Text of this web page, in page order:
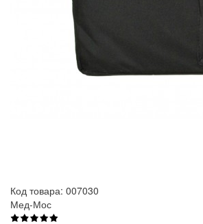
Код товара: 007030
Мед-Мос